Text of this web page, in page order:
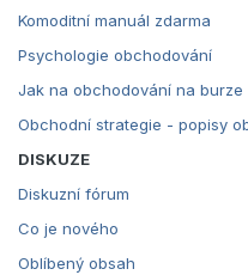
Komoditní manuál zdarma
Psychologie obchodování
Jak na obchodování na burze
Obchodní strategie - popisy
DISKUZE
Diskuzní fórum
Co je nového
Oblíbený obsah